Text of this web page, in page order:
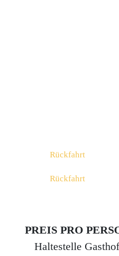
Rückfahrt
Rückfahrt
PREIS PRO
Haltestelle